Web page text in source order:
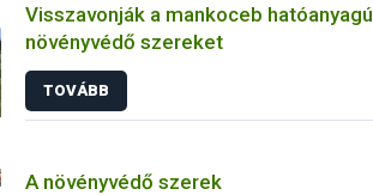
Visszavonják a mankoceb hatóanyagú
növényvédő szereket
TOVÁBB
A növényvédő szerek